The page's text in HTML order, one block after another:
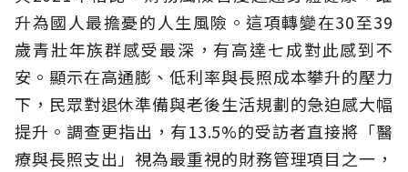
升為國人最擔憂的人生風險。這項轉變在30至39
歲青壯年族群感受最深，有高達七成對此感到不
安。顯示在高通膨、低利率與長照成本攀升的壓力
下，民眾對退休準備與老後生活規劃的急迫感大幅
提升。調查更指出，有13.5%的受訪者直接將「醫
療與長照支出」視為最重視的財務管理項目之一，